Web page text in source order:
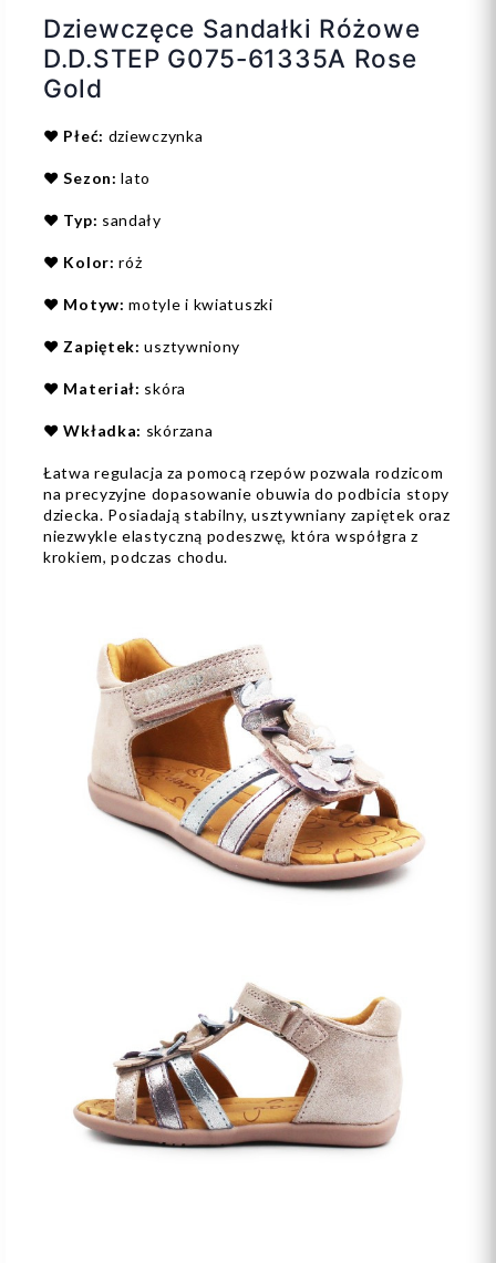
Dziewczęce Sandałki Różowe
D.D.STEP G075-61335A Rose
Gold
❤️ Płeć: dziewczynka
❤️Sezon:lato
❤️ Typ: sandały
❤️ Kolor: róż
❤️ Motyw: motyle i kwiatuszki
❤️ Zapiętek:usztywniony
❤️ Materiał: skóra
❤️Wkładka: skórzana
Łatwa regulacja za pomocą rzepów pozwala rodzicom
na precyzyjne dopasowanie obuwia do podbicia stopy
dziecka. Posiadają stabilny, usztywniany zapiętek oraz
niezwykle elastyczną podeszwę, która współgra z
krokiem, podczas chodu.